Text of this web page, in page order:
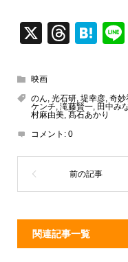
X
T
a
d
s
H
n
a
映画
のん, 光石研, 堤幸彦, 奇妙
ケンチ, 滝藤賢一, 田中み
村麻由美, 髙石あかり
コメント: 0
関連記事一覧